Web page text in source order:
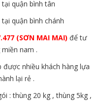
quận bình tân
quận bình chánh
(SƠN MAI MAI) để tư
nam .
được nhiều khách hàng lựa
lại rẻ .
: thùng 20 kg , thùng 5kg ,